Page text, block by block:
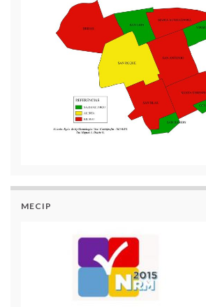
MECIP